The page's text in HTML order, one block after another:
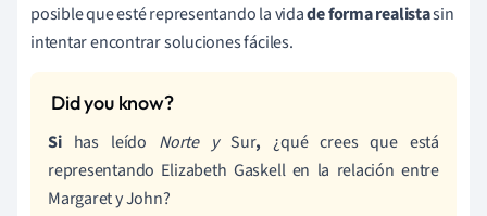
posible que esté representando la vidade forma realistasin
intentar encontrar soluciones fáciles.
Sihas leído Norte ySur, ¿qué crees que está
representando Elizabeth Gaskell en la relación entre
Margaret y John?